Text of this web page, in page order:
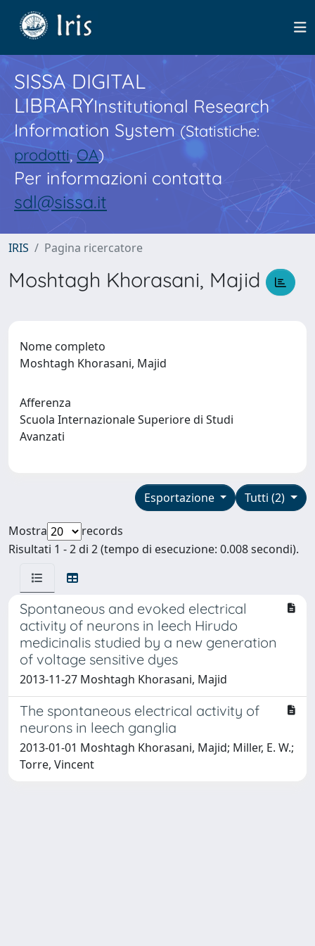
SISSA DIGITAL
LIBRARYInstitutional Research
Information System(Statistiche:
prodotti,OA)
Per informazioni contatta
sdl@sissa.it
IRIS Pagina ricercatore
Moshtagh Khorasani, Majid
Nome completo
Moshtagh Khorasani, Majid
Afferenza
Scuola Internazionale Superiore di Studi
Avanzati
Tutti (2)
Esportazione
Mostra
records
Risultati 1 - 2 di 2 (tempo di esecuzione: 0.008 secondi).
Spontaneous and evoked electrical
activity of neurons in leech Hirudo
medicinalis studied by a new generation
of voltage sensitive dyes
2013-11-27 Moshtagh Khorasani, Majid
The spontaneous electrical activity of
neurons in leech ganglia
2013-01-01 Moshtagh Khorasani, Majid; Miller, E. W.;
Torre, Vincent